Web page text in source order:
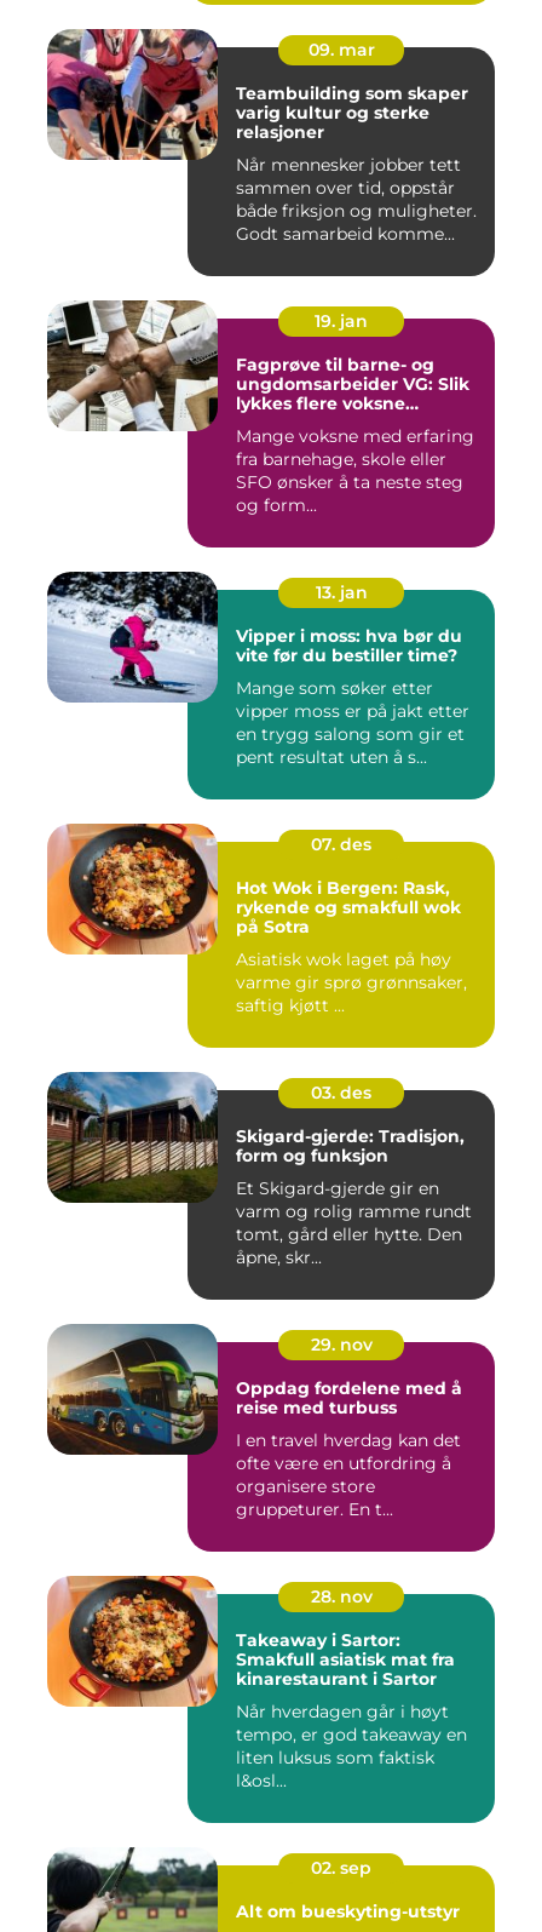
09. mar
Teambuilding som skaper
varig kultur og sterke
relasjoner
Når mennesker jobber tett
sammen over tid, oppstår
både friksjon og muligheter.
Godt samarbeid komme...
19. jan
Fagprøve til barne- og
ungdomsarbeider VG: Slik
lykkes flere voksne
Mange voksne med erfaring
fra barnehage, skole eller
SFO ønsker å ta neste steg
og form...
13. jan
Vipper i moss: hva bør du
vite før du bestiller time?
Mange som søker etter
vipper moss er på jakt etter
en trygg salong som gir et
pent resultat uten å s...
07. des
Hot Wok i Bergen: Rask,
rykende og smakfull wok
på Sotra
Asiatisk wok laget på høy
varme gir sprø grønnsaker,
saftig kjøtt ...
03. des
Skigard-gjerde: Tradisjon,
form og funksjon
Et Skigard-gjerde gir en
varm og rolig ramme rundt
tomt, gård eller hytte. Den
åpne, skr...
29. nov
Oppdag fordelene med å
reise med turbuss
I en travel hverdag kan det
ofte være en utfordring å
organisere store
gruppeturer. En t...
28. nov
Takeaway i Sartor:
Smakfull asiatisk mat fra
kinarestaurant i Sartor
Når hverdagen går i høyt
tempo, er god takeaway en
liten luksus som faktisk
l&osl...
02. sep
Alt om bueskyting-utstyr